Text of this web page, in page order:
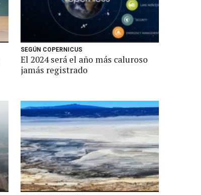
SEGÚN COPERNICUS
El 2024 será el año más caluroso
jamás registrado